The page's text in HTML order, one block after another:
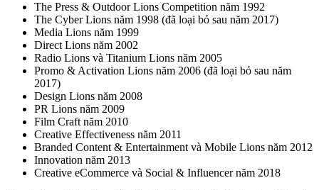
The Press & Outdoor Lions Competition năm 1992
The Cyber Lions năm 1998 (đã loại bỏ sau năm 2017)
Media Lions năm 1999
Direct Lions năm 2002
Radio Lions và Titanium Lions năm 2005
Promo & Activation Lions năm 2006 (đã loại bỏ sau năm
2017)
Design Lions năm 2008
PR Lions năm 2009
Film Craft năm 2010
Creative Effectiveness năm 2011
Branded Content & Entertainment và Mobile Lions năm 2012
Innovation năm 2013
Creative eCommerce và Social & Influencer năm 2018